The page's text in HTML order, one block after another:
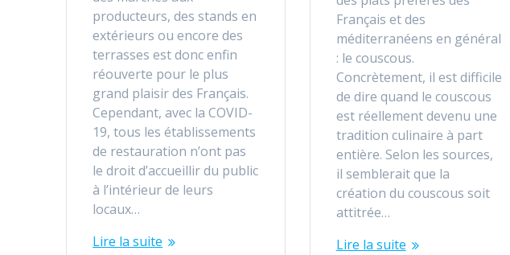
producteurs, des stands en
extérieurs ou encore des
terrasses est donc enfin
réouverte pour le plus
grand plaisir des Français.
Cependant, avec la COVID-
19, tous les établissements
de restauration n’ont pas
le droit d’accueillir du public
à l’intérieur de leurs
locaux…
Lire la suite
Français et des
méditerranéens en général
: le couscous.
Concrètement, il est difficile
de dire quand le couscous
est réellement devenu une
tradition culinaire à part
entière. Selon les sources,
il semblerait que la
création du couscous soit
attitrée…
Lire la suite